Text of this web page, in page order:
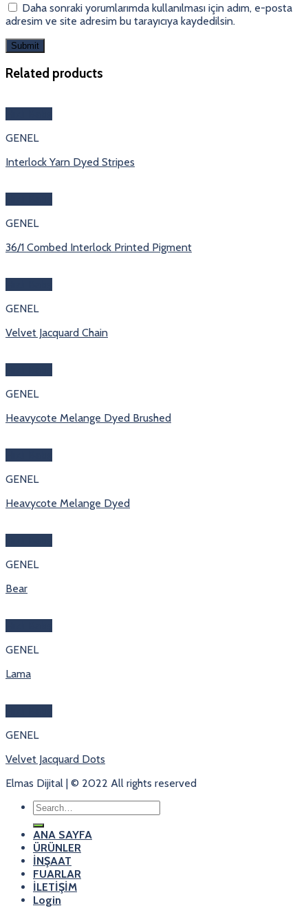
Daha sonraki yorumlarımda kullanılması için adım, e-posta
adresim ve site adresim bu tarayıcıya kaydedilsin.
Related products
GENEL
Interlock Yarn Dyed Stripes
GENEL
36/1 Combed Interlock Printed Pigment
GENEL
Velvet Jacquard Chain
GENEL
Heavycote Melange Dyed Brushed
GENEL
Heavycote Melange Dyed
GENEL
Bear
GENEL
Lama
GENEL
Velvet Jacquard Dots
Elmas Dijital | © 2022 All rights reserved
Search
ANA SAYFA
ÜRÜNLER
İNŞAAT
FUARLAR
İLETİŞİM
Login